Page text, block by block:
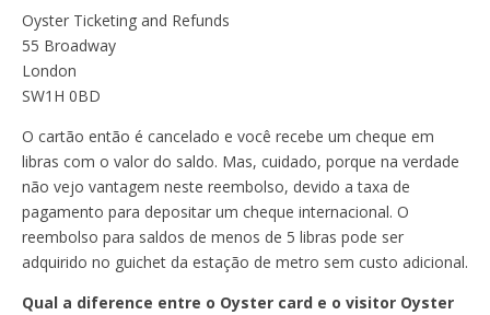
Oyster Ticketing and Refunds
55 Broadway
London
SW1H 0BD
O cartão então é cancelado e você recebe um cheque em
libras com o valor do saldo. Mas, cuidado, porque na verdade
não vejo vantagem neste reembolso, devido a taxa de
pagamento para depositar um cheque internacional. O
reembolso para saldos de menos de 5 libras pode ser
adquirido no guichet da estação de metro sem custo adicional.
Qual a diference entre o Oyster card e o visitor Oyster